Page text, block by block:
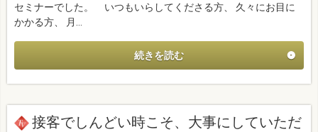
セミナーでした。 いつもいらしてくださる方、 久々にお目に
かかる方、 月…
続きを読む
接客でしんどい時こそ、大事にしていただ